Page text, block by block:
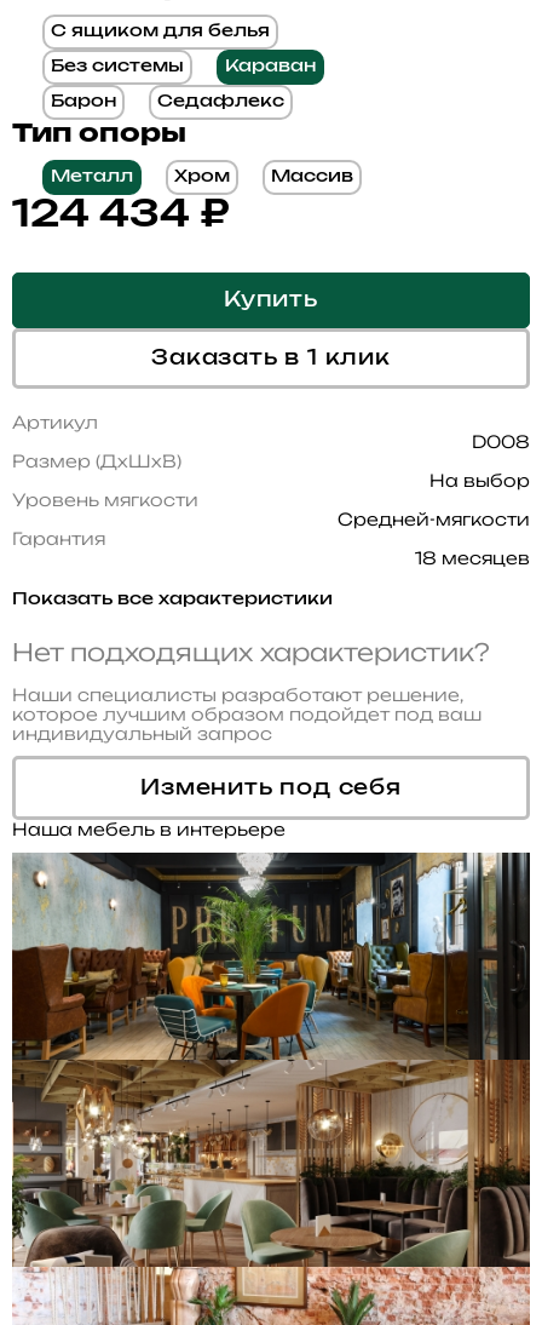
С ящиком для белья
Без системы Караван
Барон Седафлекс
Тип опоры
Металл Хром Массив
124 434 ₽
Купить
Заказать в 1 клик
Артикул
D008
Размер (ДхШхВ)
На выбор
Уровень мягкости
Средней-мягкости
Гарантия
18 месяцев
Показать все характеристики
Нет подходящих характеристик?
Наши специалисты разработают решение,
которое лучшим образом подойдет под ваш
индивидуальный запрос
Изменить под себя
Наша мебель в интерьере